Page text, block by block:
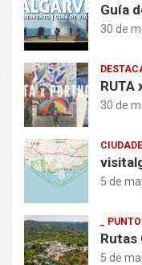
Guía
30 de
RUTA
30 de
5 de
_
Rutas
5 de